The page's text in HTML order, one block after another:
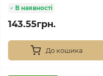
В наявності
143.55грн.
До кошика